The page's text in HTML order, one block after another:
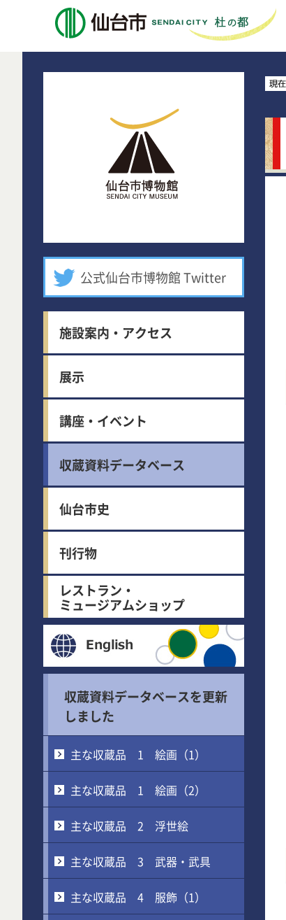
仙台市
公式仙台市博物館 Twitter
施設案内・アクセス
展示
講座・イベント
収蔵資料データベース
仙台市史
刊行物
レストラン・
ミュージアムショップ
収蔵資料データベースを更新
しました
主な収蔵品 1 絵画（1）
主な収蔵品 1 絵画（2）
主な収蔵品 2 浮世絵
主な収蔵品 3 武器・武具
主な収蔵品 4 服飾（1）